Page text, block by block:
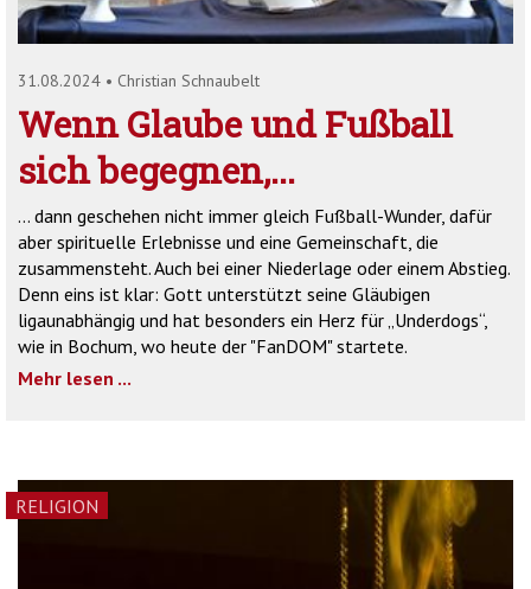
31.08.2024 • Christian Schnaubelt
Wenn Glaube und Fußball
sich begegnen,...
… dann geschehen nicht immer gleich Fußball-Wunder, dafür
aber spirituelle Erlebnisse und eine Gemeinschaft, die
zusammensteht. Auch bei einer Niederlage oder einem Abstieg.
Denn eins ist klar: Gott unterstützt seine Gläubigen
ligaunabhängig und hat besonders ein Herz für „Underdogs“,
wie in Bochum, wo heute der "FanDOM" startete.
Mehr lesen ...
RELIGION